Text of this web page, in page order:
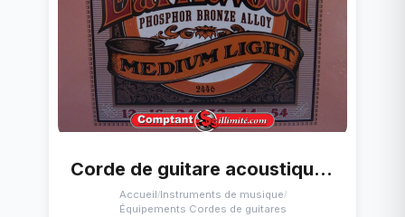
Corde de guitare acoustique (12-54) Ernie Ball Bronze / phosphoreux 12-54
Accueil/Instruments de musique/
Équipements Cordes de guitares